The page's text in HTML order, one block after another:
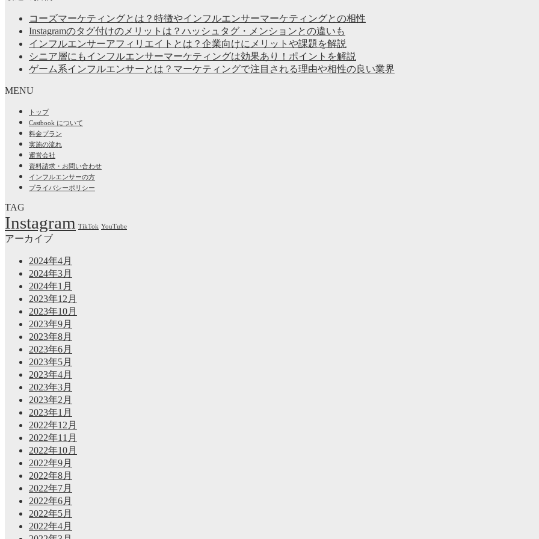
コーズマーケティングとは？特徴やインフルエンサーマーケティングとの相性
Instagramのタグ付けのメリットは？ハッシュタグ・メンションとの違いも
インフルエンサーアフィリエイトとは？企業向けにメリットや課題を解説
シニア層にもインフルエンサーマーケティングは効果あり！ポイントを解説
ゲーム系インフルエンサーとは？マーケティングで注目される理由や相性の良い業界
MENU
トップ
Castbook について
料金プラン
実施の流れ
運営会社
資料請求・お問い合わせ
インフルエンサーの方
プライバシーポリシー
TAG
Instagram TikTok YouTube
アーカイブ
2024年4月
2024年3月
2024年1月
2023年12月
2023年10月
2023年9月
2023年8月
2023年6月
2023年5月
2023年4月
2023年3月
2023年2月
2023年1月
2022年12月
2022年11月
2022年10月
2022年9月
2022年8月
2022年7月
2022年6月
2022年5月
2022年4月